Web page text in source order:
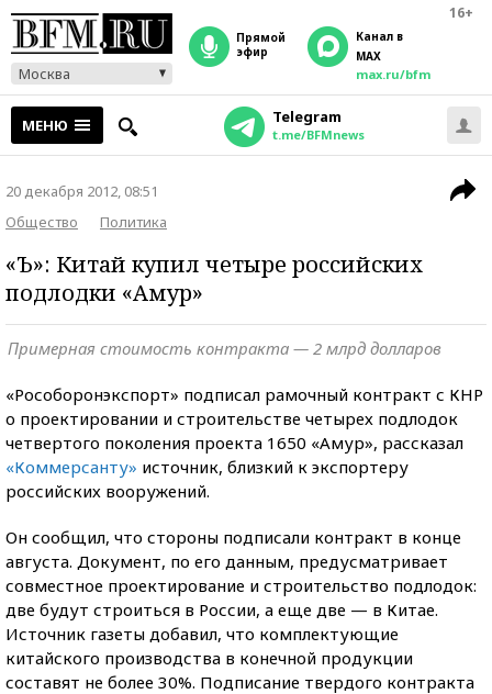
16+
Москва
прямой
эфир
Канал в
MAX
max.ru/bfm
МЕНЮ Telegram
t.me/BFMnews
20 декабря 2012, 08:51
Общество
Политика
«Ъ»: Китай купил четыре российских
подлодки «Амур»
Примерная стоимость контракта — 2 млрд долларов
«Рособоронэкспорт» подписал рамочный контракт с КНР
о проектировании и строительстве четырех подлодок
четвертого поколения проекта 1650 «Амур», рассказал
«Коммерсанту» источник, близкий к экспортеру
российских вооружений.
Он сообщил, что стороны подписали контракт в конце
августа. Документ, по его данным, предусматривает
совместное проектирование и строительство подлодок:
две будут строиться в России, а еще две — в Китае.
Источник газеты добавил, что комплектующие
китайского производства в конечной продукции
составят не более 30%. Подписание твердого контракта